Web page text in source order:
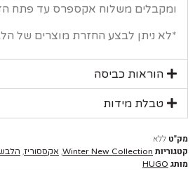
משלוח אקספרס עד פתח הדלת!
ניתן לבצע החזרת מוצרים של הלבשה
הוראות כביסה
טבלת מידות
ללא
Winter New Collection
,אקססוריז,הלבשה
HUGO